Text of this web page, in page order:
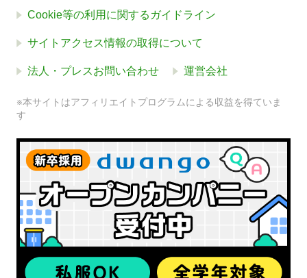
Cookie等の利用に関するガイドライン
サイトアクセス情報の取得について
法人・プレスお問い合わせ 運営会社
※本サイトはアフィリエイトプログラムによる収益を得ていま
す